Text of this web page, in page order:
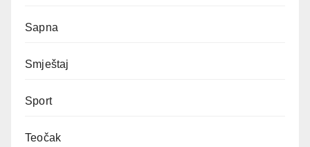
Sapna
Smještaj
Sport
Teočak